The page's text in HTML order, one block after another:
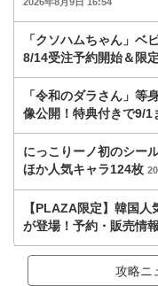
「クソハムちゃん」ベ
8/14受注予約開始＆限
「令和のダラさん」等
像公開！特典付きで9/1
にっこりーノ初のシー
ほか人気キャラ124枚
【PLAZA限定】韓国
が登場！予約・販売情
攻略ニ